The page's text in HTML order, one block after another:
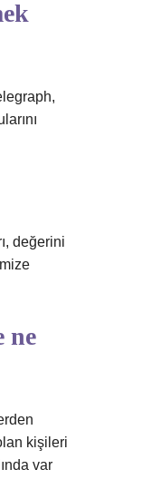
değerini
ne
kişileri
var